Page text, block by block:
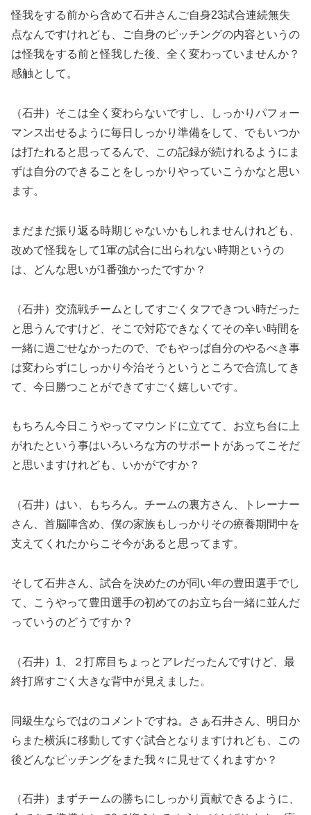
怪我をする前から含めて石井さんご自身23試合連続無失
点なんですけれども、ご自身のピッチングの内容というの
は怪我をする前と怪我した後、全く変わっていませんか？
感触として。
（石井）そこは全く変わらないですし、しっかりパフォー
マンス出せるように毎日しっかり準備をして、でもいつか
は打たれると思ってるんで、この記録が続けれるようにま
ずは自分のできることをしっかりやっていこうかなと思い
ます。
まだまだ振り返る時期じゃないかもしれませんけれども、
改めて怪我をして1軍の試合に出られない時期というの
は、どんな思いが1番強かったですか？
（石井）交流戦チームとしてすごくタフできつい時だった
と思うんですけど、そこで対応できなくてその辛い時間を
一緒に過ごせなかったので、でもやっぱ自分のやるべき事
は変わらずにしっかり今治そうというところで合流してき
て、今日勝つことができてすごく嬉しいです。
もちろん今日こうやってマウンドに立てて、お立ち台に上
がれたという事はいろいろな方のサポートがあってこそだ
と思いますけれども、いかがですか？
（石井）はい、もちろん。チームの裏方さん、トレーナー
さん、首脳陣含め、僕の家族もしっかりその療養期間中を
支えてくれたからこそ今があると思ってます。
そして石井さん、試合を決めたのが同い年の豊田選手でし
て、こうやって豊田選手の初めてのお立ち台一緒に並んだ
っていうのどうですか？
（石井）1、２打席目ちょっとアレだったんですけど、最
終打席すごく大きな背中が見えました。
同級生ならではのコメントですね。さぁ石井さん、明日か
らまた横浜に移動してすぐ試合となりますけれども、この
後どんなピッチングをまた我々に見せてくれますか？
（石井）まずチームの勝ちにしっかり貢献できるように、